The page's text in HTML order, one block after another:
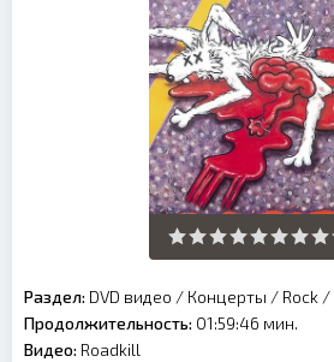
Раздел: DVD видео / Концерты / Rock /
Продолжительность: 01:59:46 мин.
Видео: Roadkill